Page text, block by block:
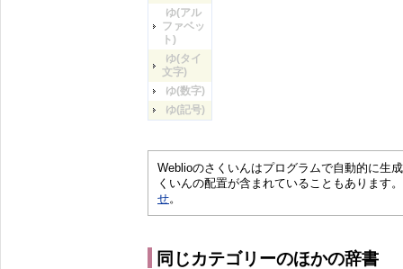
ゆ(アル
ファベッ
ト)
ゆ(タイ
文字)
ゆ(数字)
ゆ(記号)
Weblioのさくいんはプログラムで自動的に生
くいんの配置が含まれていることもあります
せ。
同じカテゴリーのほかの辞書